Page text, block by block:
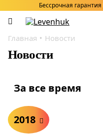
Бессрочная гарантия
Главная Новости
Новости
За все время
2018